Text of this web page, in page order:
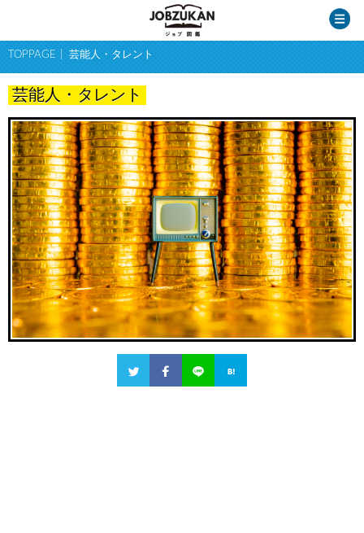
TOPPAGE 芸能人・タレント
芸能人・タレント